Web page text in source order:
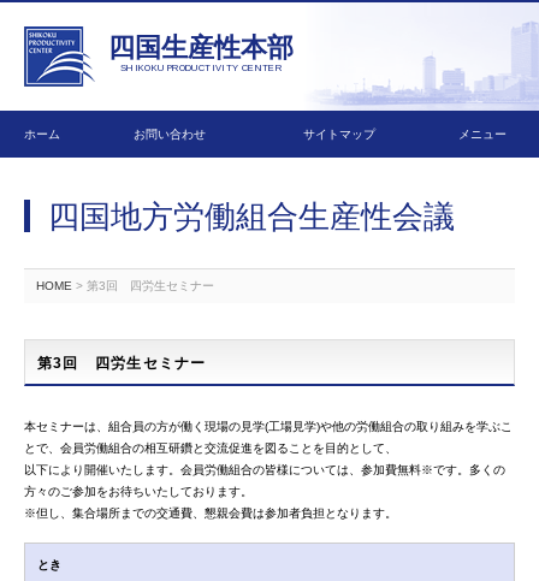
四国生産性本部
SHIKOKU PRODUCTIVITY CENTER
ホーム お問い合わせ サイトマップ メニュー
四国地方労働組合生産性会議
HOME > 第3回 四労生セミナー
第3回 四労生セミナー
本セミナーは、組合員の方が働く現場の見学(工場見学)や他の労働組合の取り組みを学ぶこ
とで、会員労働組合の相互研鑽と交流促進を図ることを目的として、
以下により開催いたします。会員労働組合の皆様については、参加費無料※です。多くの
方々のご参加をお待ちいたしております。
※但し、集合場所までの交通費、懇親会費は参加者負担となります。
とき